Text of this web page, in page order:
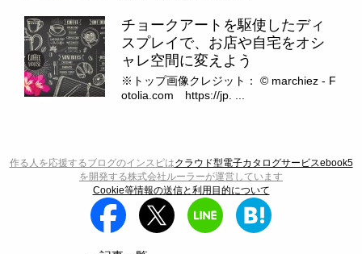
チョークアートを駆使したディ
スプレイで、お店や自宅をオシ
ャレ空間に変えよう
※トップ画像クレジット： © marchiez - F
otolia.com https://jp. ...
作る人を応援するブログのインスピはクラウド型電子カタログサービスebook5
を開発する株式会社ルーラーが運営しています
Cookie等情報の送信と利用目的について